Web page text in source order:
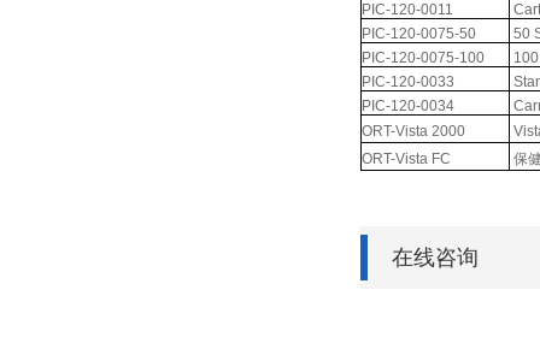
PIC-120-0011
Cart
PIC-120-0075-50
50
PIC-120-0075-100
PIC-120-0033
PIC-120-0034
ORT-Vista 2000
ORT-Vista FC
保
在线咨询